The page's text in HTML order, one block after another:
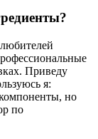
Приведу
я:
но
по